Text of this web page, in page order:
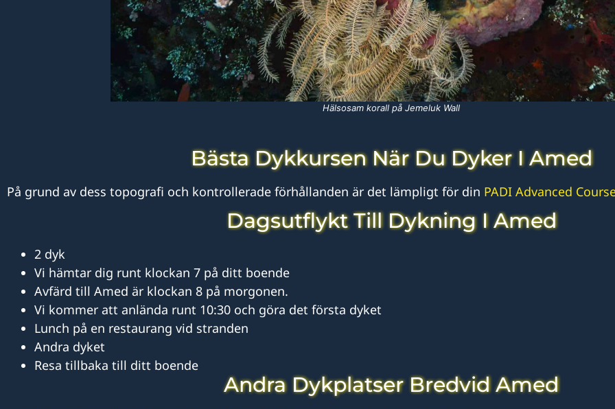
Hälsosam korall på Jemeluk Wall
Bästa Dykkursen När Du Dyker I Amed
På grund av dess topografi och kontrollerade förhållanden är det lämpligt för din PADI Advanced
Dagsutflykt Till Dykning I Amed
2 dyk
Vi hämtar dig runt klockan 7 på ditt boende
Avfärd till Amed är klockan 8 på morgonen.
Vi kommer att anlända runt 10:30 och göra det första dyket
Lunch på en restaurang vid stranden
Andra dyket
Resa tillbaka till ditt boende
Andra Dykplatser Bredvid Amed